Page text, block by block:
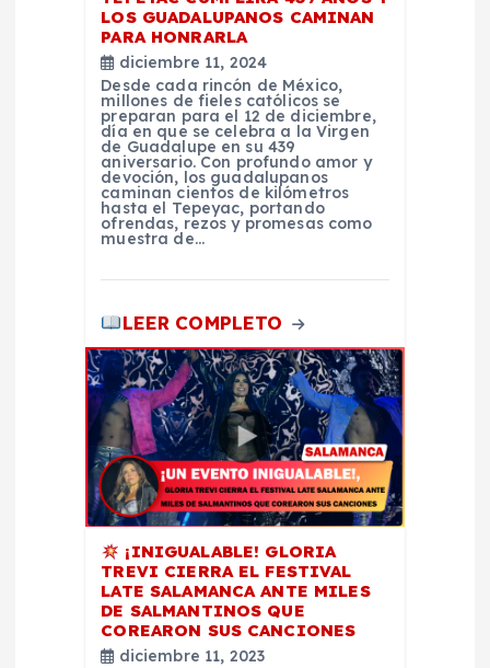
LOS GUADALUPANOS CAMINAN
PARA HONRARLA
diciembre 11, 2024
Desde cada rincón de México,
millones de fieles católicos se
preparan para el 12 de diciembre,
día en que se celebra a la Virgen
de Guadalupe en su 439
aniversario. Con profundo amor y
devoción, los guadalupanos
caminan cientos de kilómetros
hasta el Tepeyac, portando
ofrendas, rezos y promesas como
muestra de…
LEER COMPLETO
¡INIGUALABLE! GLORIA
TREVI CIERRA EL FESTIVAL
LATE SALAMANCA ANTE MILES
DE SALMANTINOS QUE
COREARON SUS CANCIONES
diciembre 11, 2023